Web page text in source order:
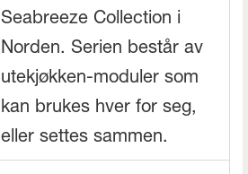
Seabreeze Collection i
Norden. Serien består av
utekjøkken-moduler som
kan brukes hver for seg,
eller settes sammen.